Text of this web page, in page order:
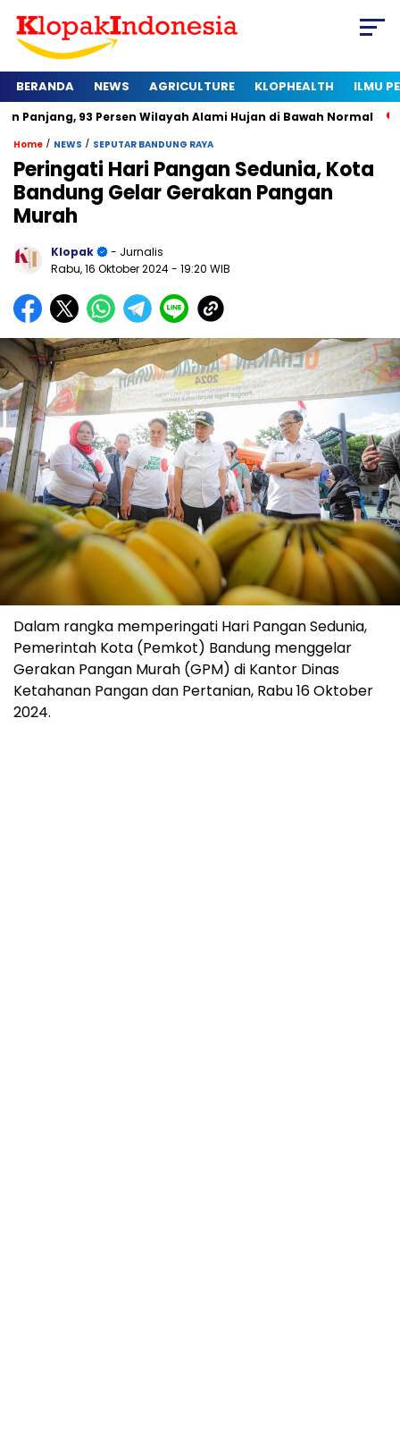
BERANDA NEWS AGRICULTURE KLOPHEALTH ILMU
Persen Wilayah Alami Hujan di Bawah Normal Kapan
Home / NEWS / SEPUTAR BANDUNG RAYA
Peringati Hari Pangan Sedunia, Kota
Bandung Gelar Gerakan Pangan
Murah
Klopak
- Jurnalis
Rabu, 16 Oktober 2024- 19:20 WIB
Dalam rangka memperingati Hari Pangan Sedunia,
Pemerintah Kota (Pemkot) Bandung menggelar
Gerakan Pangan Murah (GPM) di Kantor Dinas
Ketahanan Pangan dan Pertanian, Rabu 16 Oktober
2024.